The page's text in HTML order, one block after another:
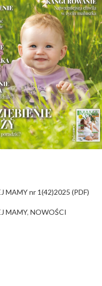
MAMY nr 1(42)2025 (PDF)
MAMY, NOWOŚCI